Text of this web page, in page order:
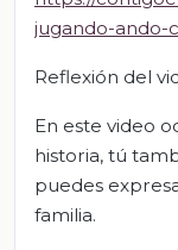
jugando-ando-
Reflexión del
En este video
historia, tú
puedes
familia.